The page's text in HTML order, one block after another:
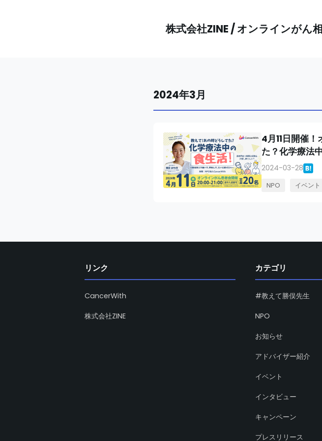
株式会社ZINE / オンラインが
2024年3月
4月11日開催
た？化学療法
2024-03-28
NPO イベント
リンク
CancerWith
株式会社ZINE
カテゴリ
#教えて勝俣先生
NPO
お知らせ
アドバイザー紹介
イベント
インタビュー
キャンペーン
プレスリリース